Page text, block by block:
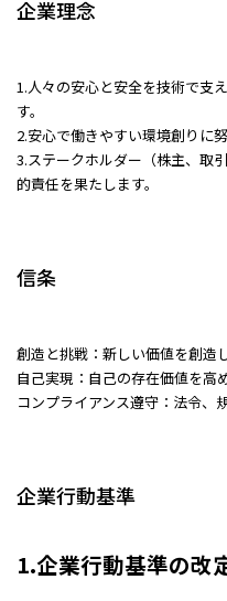
企業理念
1.人々の安心と安全を技術で支
す。
2.安心で働きやすい環境創りに
3.ステークホルダー（株主、取
的責任を果たします。
信条
創造と挑戦：新しい価値を創造
自己実現：自己の存在価値を高
コンプライアンス遵守：法令、
企業行動基準
1.企業行動基準の改